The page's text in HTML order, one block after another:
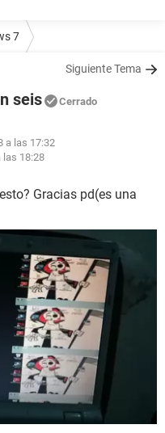
7
Siguiente Tema
seis Cerrado
a las 17:32
las 18:28
Gracias pd(es una